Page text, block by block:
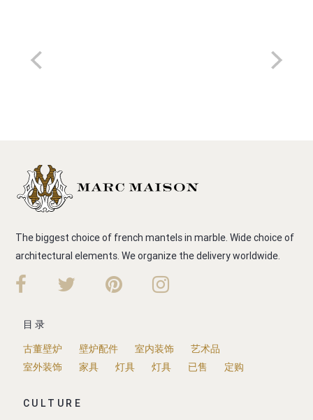
The biggest choice of french mantels in marble. Wide choice of
architectural elements. We organize the delivery worldwide.
目录
古董壁炉
壁炉配件 室内装饰
艺术品
室外装饰
家具 灯具 灯具 已售 定购
CULTURE